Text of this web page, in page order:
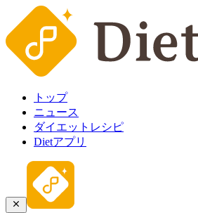
トップ
ニュース
ダイエットレシピ
Dietアプリ